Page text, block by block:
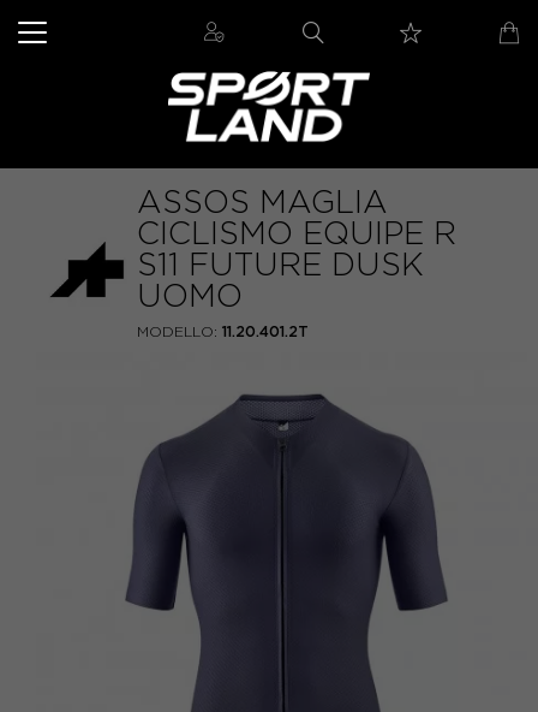
ASSOS MAGLIA
CICLISMO EQUIPE R
S11 FUTURE DUSK
UOMO
MODELLO: 11.20.401.2T